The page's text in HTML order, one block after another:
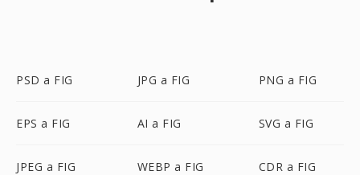
PSD a FIG JPG a FIG PNG a FIG
EPS a FIG AI a FIG SVG a FIG
JPEG a FIG WEBP a FIG CDR a FIG